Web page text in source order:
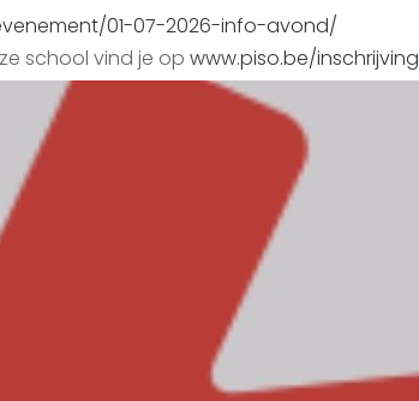
01-07-2026-info-avond/
school vind je op www.piso.be/inschrijving